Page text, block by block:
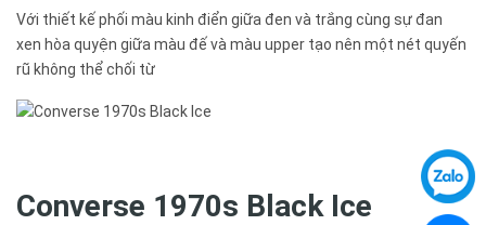
Với thiết kế phối màu kinh điển giữa đen và trắng cùng sự đan
xen hòa quyện giữa màu đế và màu upper tạo nên một nét quyến
rũ không thể chối từ
Converse 1970s Black Ice